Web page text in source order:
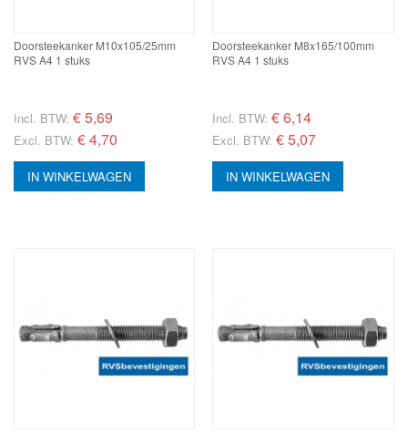
Doorsteekanker M10x105/25mm
RVS A4 1 stuks
Incl. BTW: €5,69
Excl. BTW: € 4,70
IN WINKELWAGEN
Doorsteekanker M8x165/100mm
RVS A4 1 stuks
Incl. BTW: €6,14
Excl. BTW: € 5,07
IN WINKELWAGEN